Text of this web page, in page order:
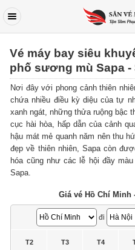
Vé máy bay siêu
phố sương mù Sapa -
Nơi đây với phong cảnh thiên
chứa nhiều điều kỳ diệu của tự
xanh ngát, những thửa ruộng bậc
cục hài hòa, hấp dẫn của cảnh
hậu mát mẻ quanh năm nên thu
đẹp về thiên nhiên, Sapa còn
hóa cũng như các lễ hội đầy
Sapa.
Giá vé Hồ Chí Minh
đi
T2 T3 T4